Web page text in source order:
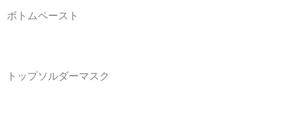
ボトムペースト
トップソルダーマスク